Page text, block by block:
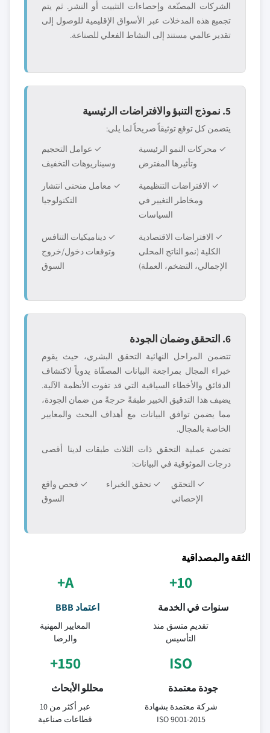
الشركات المصنّعة وإحصاءات التثبيت أو النشر. ثم يتم
تجميع هذه المدخلات عبر الأسواق الإقليمية للوصول إلى
تقدير عالمي مستند إلى النشاط الفعلي للصناعة.
5. نموذج التنبؤ والافتراضات الرئيسية
يتضمن كل توقع توثيقاً صريحاً لما يلي:
✓ محركات النمو الرئيسية
وتأثيرها المفترض
✓ عوامل التحجيم
وسيناريوهات التخفيف
✓ الافتراضات التنظيمية
ومخاطر التغيير في
السياسات
✓ معامل منحنى انتشار
التكنولوجيا
✓ الافتراضات الاقتصادية
الكلية (نمو الناتج المحلي
الإجمالي، التضخم، العملة)
✓ ديناميكيات التنافس
وتوقعات دخول/خروج
السوق
6. التحقق وضمان الجودة
تتضمن المراحل النهائية التحقق البشري، حيث يقوم
خبراء المجال بمراجعة البيانات المصفّاة يدوياً لاكتشاف
الدقائق والأخطاء السياقية التي قد تفوت الأنظمة الآلية.
يضيف هذا التدقيق الخبير طبقةً حرجةً من ضمان الجودة،
مما يضمن توافق البيانات مع أهداف البحث والمعايير
الخاصة بالمجال.
تضمن عملية التحقق ذات الثلاث طبقات لدينا أقصى
درجات الموثوقية في البيانات:
✓ التحقق
الإحصائي
✓ تحقق الخبراء
✓ فحص واقع
السوق
الثقة والمصداقية
10+
سنوات في الخدمة
تقديم متسق منذ
التأسيس
A+
اعتماد BBB
المعايير المهنية
والرضا
ISO
جودة معتمدة
شركة معتمدة بشهادة
ISO 9001-2015
150+
محللو الأبحاث
عبر أكثر من 10
قطاعات صناعية